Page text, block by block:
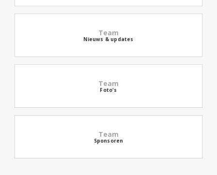
Team
Nieuws & updates
Team
Foto's
Team
Sponsoren